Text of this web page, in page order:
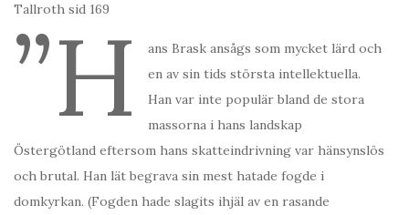
Tallroth sid 169
”H
ans Brask ansågs som mycket lärd och
en av sin tids största intellektuella.
Han var inte populär bland de stora
massorna i hans landskap
Östergötland eftersom hans skatteindrivning var hänsynslös
och brutal. Han lät begrava sin mest hatade fogde i
domkyrkan. (Fogden hade slagits ihjäl av en rasande